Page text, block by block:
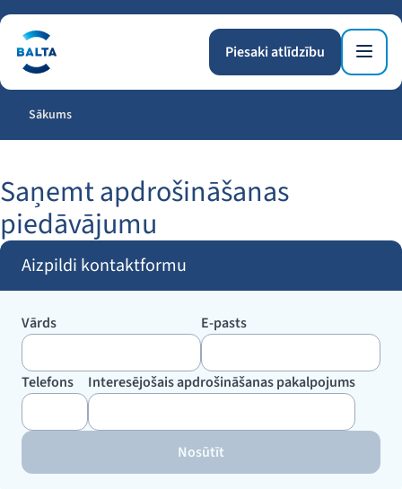
Piesaki atlīdzību
Sākums
Saņemt apdrošināšanas
piedāvājumu
Aizpildi kontaktformu
Vārds E-pasts
Telefons Interesējošais apdrošināšanas pakalpojums
Nosūtīt